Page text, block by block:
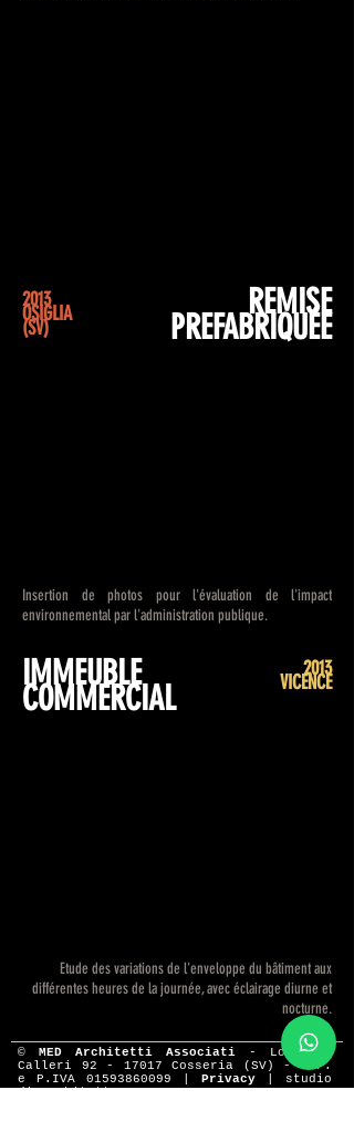
REMISE
PREFABRIQUÉE
2013
OSIGLIA
(SV)
Insertion de photos pour l'évaluation de l'impact
environnemental par l'administration publique.
IMMEUBLE
COMMERCIAL
2013
VICENCE
Etude des variations de l'enveloppe du bâtiment aux
différentes heures de la journée, avec éclairage diurne et
nocturne.
© MED Architetti Associati - Località
Calleri 92 - 17017 Cosseria (SV) - C.F.
e P.IVA 01593860099 Privacy
studio
di architettura